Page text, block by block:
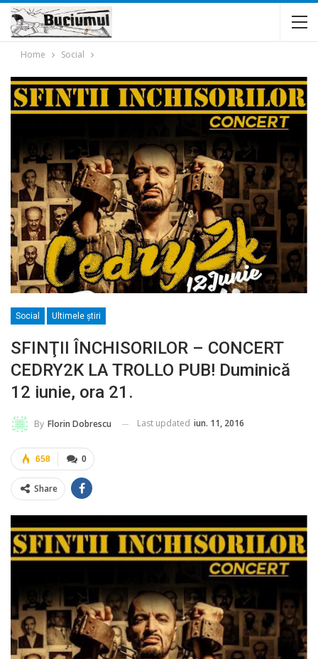
Home Social
Social Ultimele ştiri
SFINŢII ÎNCHISORILOR – CONCERT
CEDRY2K LA TROLLO PUB! Duminică
12 iunie, ora 21.
By Florin Dobrescu Last updated iun. 11, 2016
0
658
Share